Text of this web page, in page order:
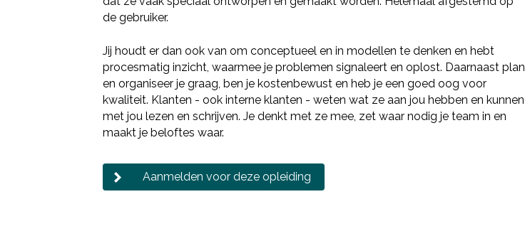
de gebruiker.
Jij houdt er dan ook van om conceptueel en in modellen te denken en hebt
procesmatig inzicht, waarmee je problemen signaleert en oplost. Daarnaast plan
en organiseer je graag, ben je kostenbewust en heb je een goed oog voor
kwaliteit. Klanten - ook interne klanten - weten wat ze aan jou hebben en kunnen
met jou lezen en schrijven. Je denkt met ze mee, zet waar nodig je team in en
maakt je beloftes waar.
Aanmelden voor deze opleiding